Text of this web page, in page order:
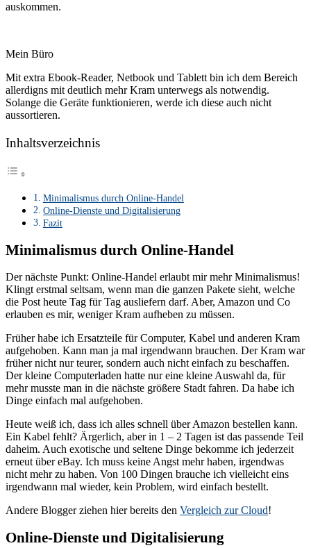
auskommen.
Mein Büro
Mit extra Ebook-Reader, Netbook und Tablett bin ich dem Bereich
allerdigns mit deutlich mehr Kram unterwegs als notwendig.
Solange die Geräte funktionieren, werde ich diese auch nicht
aussortieren.
Inhaltsverzeichnis
Minimalismus durch Online-Handel
Online-Dienste und Digitalisierung
Fazit
Minimalismus durch Online-Handel
Der nächste Punkt: Online-Handel erlaubt mir mehr Minimalismus!
Klingt erstmal seltsam, wenn man die ganzen Pakete sieht, welche
die Post heute Tag für Tag ausliefern darf. Aber, Amazon und Co
erlauben es mir, weniger Kram aufheben zu müssen.
Früher habe ich Ersatzteile für Computer, Kabel und anderen Kram
aufgehoben. Kann man ja mal irgendwann brauchen. Der Kram war
früher nicht nur teurer, sondern auch nicht einfach zu beschaffen.
Der kleine Computerladen hatte nur eine kleine Auswahl da, für
mehr musste man in die nächste größere Stadt fahren. Da habe ich
Dinge einfach mal aufgehoben.
Heute weiß ich, dass ich alles schnell über Amazon bestellen kann.
Ein Kabel fehlt? Ärgerlich, aber in 1 – 2 Tagen ist das passende Teil
daheim. Auch exotische und seltene Dinge bekomme ich jederzeit
erneut über eBay. Ich muss keine Angst mehr haben, irgendwas
nicht mehr zu haben. Von 100 Dingen brauche ich vielleicht eins
irgendwann mal wieder, kein Problem, wird einfach bestellt.
Andere Blogger ziehen hier bereits den Vergleich zur Cloud!
Online-Dienste und Digitalisierung